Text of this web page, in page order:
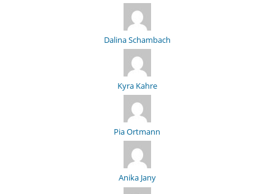
Dalina Schambach
Kyra Kahre
Pia Ortmann
Anika Jany